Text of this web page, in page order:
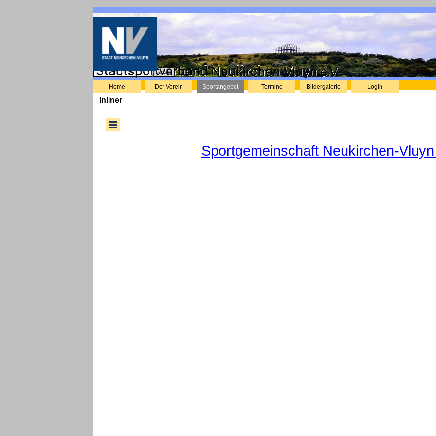
Suchen
Menü überspringen
Home Der Verein ▼
Sportangebot ▼
Termine ▼
Bildergalerie ▼
Login
Inliner
Sportgemeinschaft Neukirchen-Vluyn